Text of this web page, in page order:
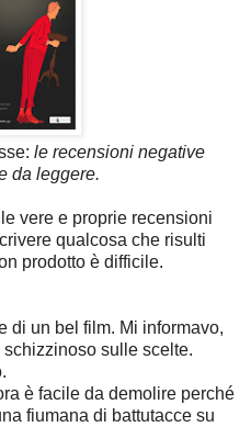
le recensioni negative
da leggere.
vere e proprie recensioni
qualcosa che risulti
prodotto è difficile.
di un bel film. Mi informavo,
sulle scelte.
è facile da demolire perché
fiumana di battutacce su